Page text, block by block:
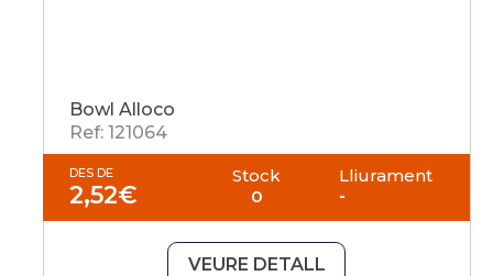
Bowl Alloco
Ref: 121064
DES DE
2,52€
Stock
0
Lliurament
-
VEURE DETALL